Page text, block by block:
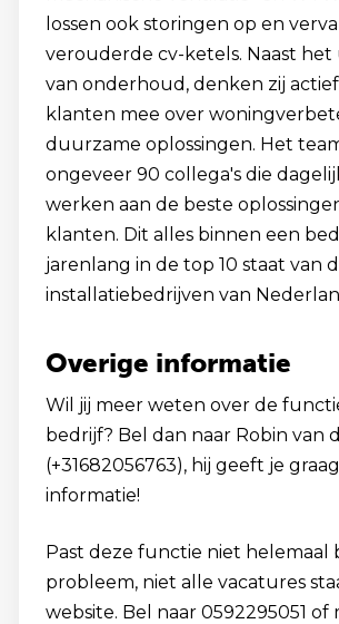
lossen ook storingen op en
verouderde cv-ketels. Naast
van onderhoud, denken zij
klanten mee over
duurzame oplossingen. Het
ongeveer 90 collega's die
werken aan de beste
klanten. Dit alles binnen een
jarenlang in de top 10 staat van
installatiebedrijven van
Overige informatie
Wil jij meer weten over de
bedrijf? Bel dan naar Robin van
(+31682056763), hij geeft je
informatie!
Past deze functie niet helemaal
probleem, niet alle vacatures
website. Bel naar 0592295051 of